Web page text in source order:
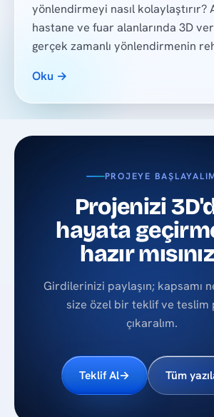
yönlendirmeyi nasıl kolaylaştırır?
hastane ve fuar alanlarında 3D
gerçek zamanlı yönlendirmenin
Oku →
PROJEYE
Projenizi
hayata
hazır
Girdilerinizi paylaşın; kapsamı
size özel bir teklif ve teslim
çıkaralım.
Teklif Al→ Tüm